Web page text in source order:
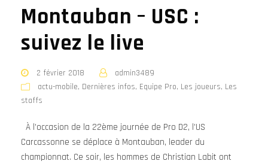
Montauban – USC :
suivez le live
2 février 2018
admin3489
actu-mobile, Dernières infos, Equipe Pro, Les joueurs, Les
staffs
À l’occasion de la 22ème journée de Pro D2, l’US
Carcassonne se déplace à Montauban, leader du
championnat. Ce soir, les hommes de Christian Labit ont